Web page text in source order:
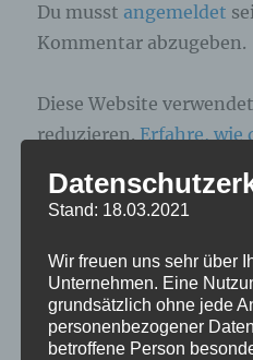
Du musst angemeldet
Kommentar abzugeben.
Diese Website
reduzieren.Erfahre, wie
VERÖFFENTLICHT IN
IMG_5789_mL
Stand: 18.03.2021
Wir freuen uns sehr über
Unternehmen. Eine
grundsätzlich ohne jede
personenbezogener
betroffene Person